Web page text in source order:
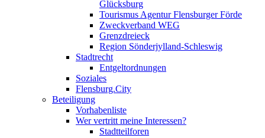
Glücksburg
Tourismus Agentur Flensburger Förde
Zweckverband WEG
Grenzdreieck
Region Sönderjylland-Schleswig
Stadtrecht
Entgeltordnungen
Soziales
Flensburg.City
Beteiligung
Vorhabenliste
Wer vertritt meine Interessen?
Stadtteilforen